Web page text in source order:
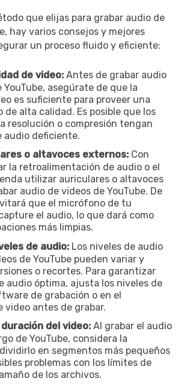
que elijas para grabar audio de
hay varios consejos y mejores
un proceso fluido y eficiente:
de video: Antes de grabar audio
YouTube, asegúrate de que la
es suficiente para proveer una
de alta calidad. Es posible que los
resolución o compresión tengan
audio deficiente.
o altavoces externos: Con
la retroalimentación de audio o el
utilizar auriculares o altavoces
audio de videos de YouTube. De
que el micrófono de tu
el audio, lo que dará como
más limpias.
de audio: Los niveles de audio
de YouTube pueden variar y
o recortes. Para garantizar
audio óptima, ajusta los niveles de
de grabación o en el
video antes de grabar.
del video: Al grabar el audio
de YouTube, considera la
en segmentos más pequeños
problemas con los límites de
de los archivos.